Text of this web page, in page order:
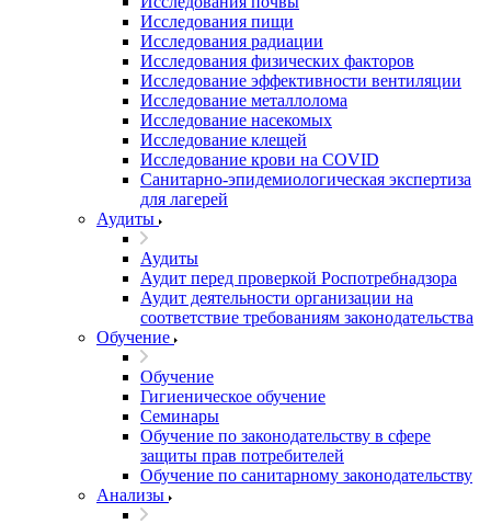
Исследования пищи
Исследования радиации
Исследования физических факторов
Исследование эффективности вентиляции
Исследование металлолома
Исследование насекомых
Исследование клещей
Исследование крови на COVID
Санитарно-эпидемиологическая экспертиза
для лагерей
Аудиты
Аудиты
Аудит перед проверкой Роспотребнадзора
Аудит деятельности организации на
соответствие требованиям законодательства
Обучение
Обучение
Гигиеническое обучение
Семинары
Обучение по законодательству в сфере
защиты прав потребителей
Обучение по санитарному законодательству
Анализы